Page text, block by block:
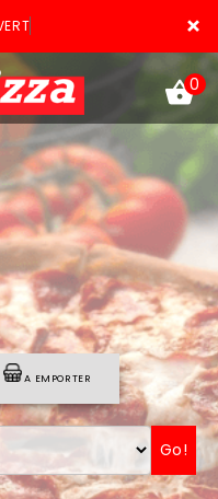
×
0
A EMPORTER
Go!